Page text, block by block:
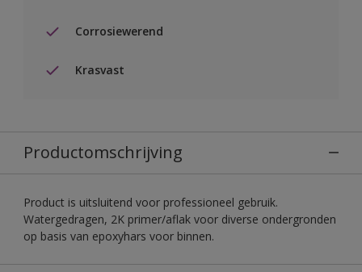
Corrosiewerend
Krasvast
Productomschrijving
Product is uitsluitend voor professioneel gebruik.
Watergedragen, 2K primer/aflak voor diverse ondergronden
op basis van epoxyhars voor binnen.